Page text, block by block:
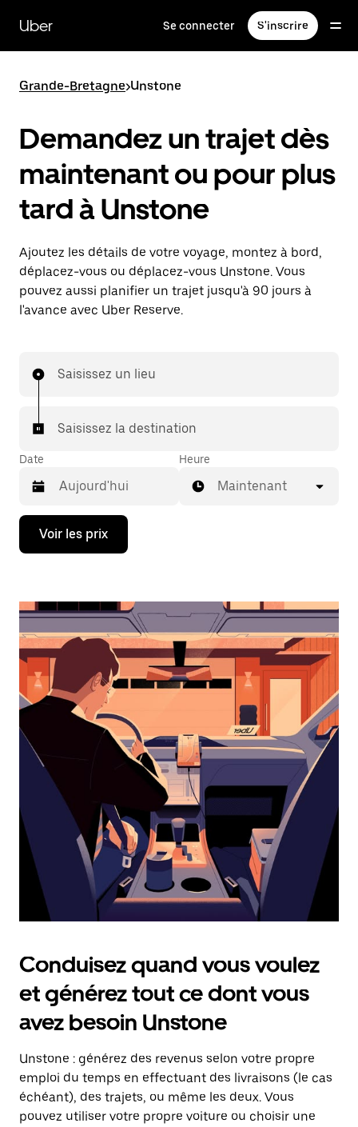
contenu
principal
Uber Se connecter S'inscrire
Grande-Bretagne>Unstone
Demandez un trajet dès
maintenant ou pour plus
tard à Unstone
Ajoutez les détails de votre voyage, montez à bord,
déplacez-vous ou déplacez-vous Unstone. Vous
pouvez aussi planifier un trajet jusqu'à 90 jours à
l'avance avec Uber Reserve.
Saisissez un lieu
Saisissez la destination
Date
Appuyez
la
bas
ouvrir
le
calendrier
sélectionner
une
date.
Appuyez
sur
touche
pour
fermer
le
calendrier.
Heure
Maintenant
Voir les prix
Conduisez quand vous voulez
et générez tout ce dont vous
avez besoin Unstone
Unstone : générez des revenus selon votre propre
emploi du temps en effectuant des livraisons (le cas
échéant), des trajets, ou même les deux. Vous
pouvez utiliser votre propre voiture ou choisir une